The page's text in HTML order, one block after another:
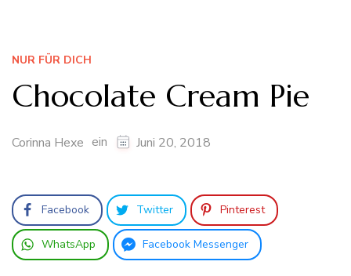
NUR FÜR DICH
Chocolate Cream Pie
Corinna Hexe ein Juni 20, 2018
Facebook Twitter Pinterest
WhatsApp Facebook Messenger